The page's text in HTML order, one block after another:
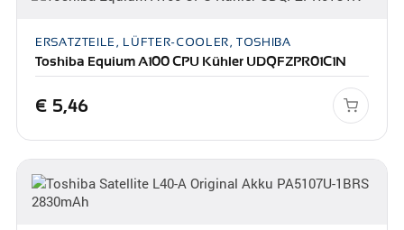
ERSATZTEILE, LÜFTER-COOLER, TOSHIBA
Toshiba Equium A100 CPU Kühler UDQFZPR01C1N
€ 5,46